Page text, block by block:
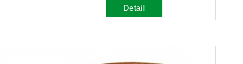
Detail